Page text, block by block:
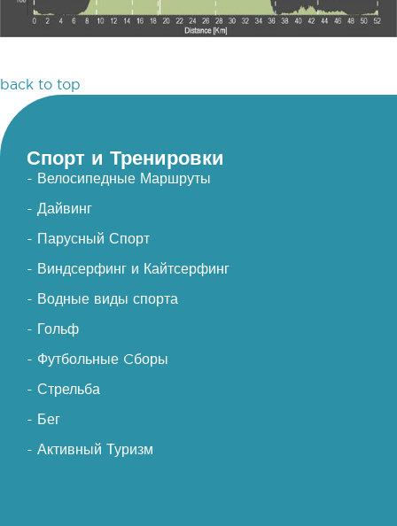
back to top
Спорт и Тренировки
- Велосипедные Маршруты
- Дайвинг
- Парусный Спорт
- Виндсерфинг и Кайтсерфинг
- Водные виды спорта
- Гольф
- Футбольные Cборы
- Стрельба
- Бег
- Активный Туризм